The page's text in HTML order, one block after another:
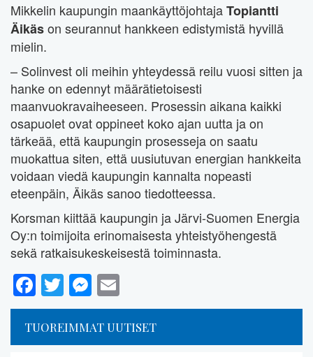
Mikkelin kaupungin maankäyttöjohtajaTopiantti
Äikäson seurannut hankkeen edistymistä hyvillä
mielin.
– Solinvest oli meihin yhteydessä reilu vuosi sitten ja
hanke on edennyt määrätietoisesti
maanvuokravaiheeseen. Prosessin aikana kaikki
osapuolet ovat oppineet koko ajan uutta ja on
tärkeää, että kaupungin prosesseja on saatu
muokattua siten, että uusiutuvan energian hankkeita
voidaan viedä kaupungin kannalta nopeasti
eteenpäin, Äikäs sanoo tiedotteessa.
Korsman kiittää kaupungin ja Järvi-Suomen Energia
Oy:n toimijoita erinomaisesta yhteistyöhengestä
sekä ratkaisukeskeisestä toiminnasta.
Facebook
TwitterMessenger
TUOREIMMAT UUTISET